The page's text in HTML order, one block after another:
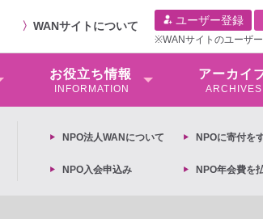
〉 WANサイトについて ユーザー登録
※WANサイトのユーザー
お役⽴ち情報
INFORMATION
アーカイ
ARCHIVES
NPO法⼈WANについて NPOに寄付を
NPO入会申込み NPO年会費を